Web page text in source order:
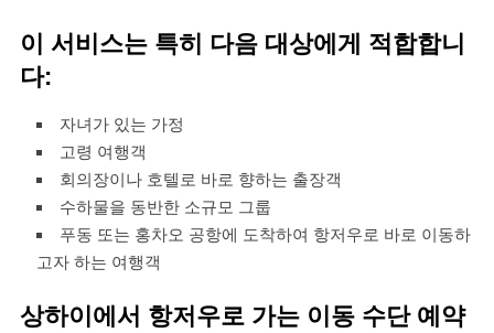
이 서비스는 특히 다음 대상에게 적합합니
다:
자녀가 있는 가정
고령 여행객
회의장이나 호텔로 바로 향하는 출장객
수하물을 동반한 소규모 그룹
푸동 또는 홍차오 공항에 도착하여 항저우로 바로 이동하
고자 하는 여행객
상하이에서 항저우로 가는 이동 수단 예약